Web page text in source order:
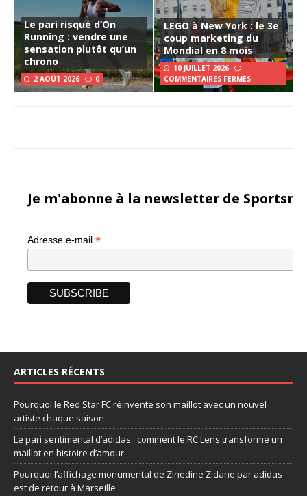
Le pari risqué d’On
Running : vendre une
sensation plutôt qu’un
chrono
2 AOÛT 2026 0
LEGO à New York : le 3e
coup marketing du
Mondial en 8 mois
10 JUILLET 2026
COMMENTAIRES FERMÉS
Je m'abonne à la newsletter de
Adresse e-mail *
ARTICLES RÉCENTS
Pourquoi le Red Star FC réinvente son maillot avec un nouvel
artiste chaque saison
Le pari sentimental d’adidas : comment le RC Lens transforme un
maillot en histoire d’amour
Pourquoi l’affichage monumental de Zinedine Zidane par adidas
est de retour à Marseille